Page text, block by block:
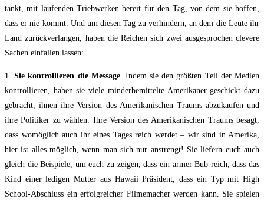
tankt, mit lau­fen­den Trieb­werken bereit für den Tag, von dem sie hof­fen,
dass er nie kommt. Und um die­sen Tag zu ver­hindern, an dem die Leu­te ihr
Land zurück­verlangen, haben die Rei­chen sich zwei aus­gesprochen cle­ve­re
Sachen ein­fal­len lassen:
1.Sie kon­trol­lie­ren die Mes­sa­ge. Indem sie den größ­ten Teil der Medi­en
kon­trol­lie­ren, haben sie vie­le min­der­be­mit­tel­te Ame­ri­ka­ner geschickt dazu
gebracht, ihnen ihre Ver­si­on des Ame­ri­ka­ni­schen Traums abzu­kau­fen und
ihre Poli­ti­ker zu wäh­len. Ihre Ver­si­on des Ame­ri­ka­ni­schen Traums besagt,
dass wo­möglich auch ihr eines Tages reich wer­det – wir sind in Ame­ri­ka,
hier ist alles mög­lich, wenn man sich nur anstrengt! Sie lie­fern euch auch
gleich die Bei­spie­le, um euch zu zei­gen, dass ein armer Bub reich, dass das
Kind einer ledi­gen Mut­ter aus Hawaii Prä­si­dent, dass ein Typ mit High
School-Abschluss ein erfolg­reicher Fil­me­ma­cher wer­den kann. Sie spie­len